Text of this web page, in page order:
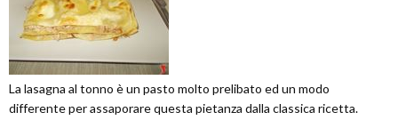
La lasagna al tonno è un pasto molto prelibato ed un modo
differente per assaporare questa pietanza dalla classica ricetta.